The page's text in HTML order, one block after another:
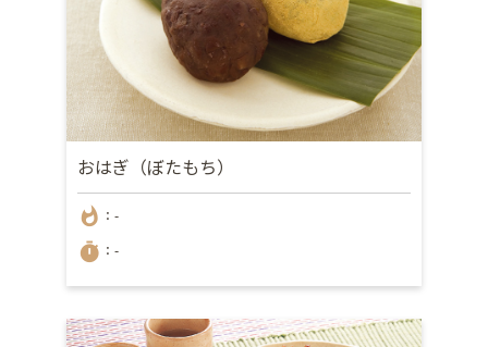
おはぎ（ぼたもち）
whatshot ：-
timer ：-